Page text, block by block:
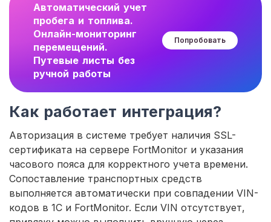
Автоматический учет
пробега и топлива.
Онлайн-мониторинг
перемещений.
Путевые листы без
ручной работы
Попробовать
Как работает интеграция?
Авторизация в системе требует наличия SSL-
сертификата на сервере FortMonitor и указания
часового пояса для корректного учета времени.
Сопоставление транспортных средств
выполняется автоматически при совпадении VIN-
кодов в 1С и FortMonitor. Если VIN отсутствует,